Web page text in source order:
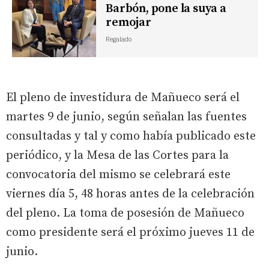
Barbón, pone la suya a
remojar
Regalado
El pleno de investidura de Mañueco será el
martes 9 de junio, según señalan las fuentes
consultadas y tal y como había publicado este
periódico, y la Mesa de las Cortes para la
convocatoria del mismo se celebrará este
viernes día 5, 48 horas antes de la celebración
del pleno. La toma de posesión de Mañueco
como presidente será el próximo jueves 11 de
junio.